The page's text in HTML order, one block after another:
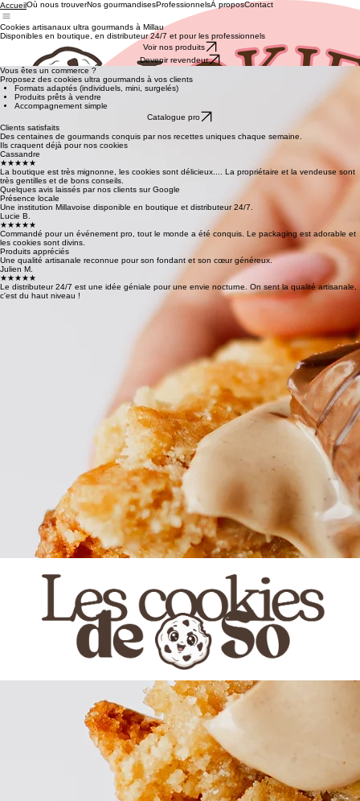
AccueilOù nous trouverNos gourmandisesProfessionnelsÀ proposContact
Cookies artisanaux ultra gourmands à Millau
Disponibles en boutique, en distributeur 24/7 et pour les professionnels
Voir nos produits
Devenir revendeur
Vous êtes un commerce ?
Proposez des cookies ultra gourmands à vos clients
Formats adaptés (individuels, mini, surgelés)
Produits prêts à vendre
Accompagnement simple
Catalogue pro
Clients satisfaits
Des centaines de gourmands conquis par nos recettes uniques chaque semaine.
Ils craquent déjà pour nos cookies
Cassandre
★★★★★
La boutique est très mignonne, les cookies sont délicieux.... La propriétaire et la vendeuse sont
très gentilles et de bons conseils.
Quelques avis laissés par nos clients sur Google
Présence locale
Une institution Millavoise disponible en boutique et distributeur 24/7.
Lucie B.
★★★★★
Commandé pour un événement pro, tout le monde a été conquis. Le packaging est adorable et
les cookies sont divins.
Produits appréciés
Une qualité artisanale reconnue pour son fondant et son cœur généreux.
Julien M.
★★★★★
Le distributeur 24/7 est une idée géniale pour une envie nocturne. On sent la qualité artisanale,
c'est du haut niveau !